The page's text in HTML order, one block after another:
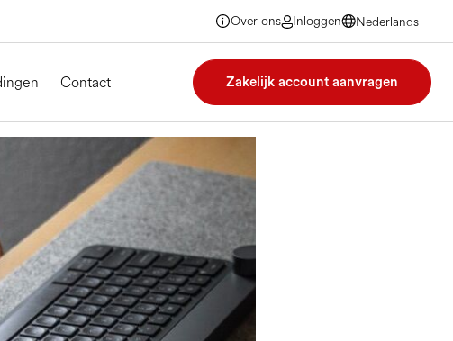
Over ons Inloggen
Nederlands
Nederlands
Nederlands
Contact Zakelijk account aanvragen